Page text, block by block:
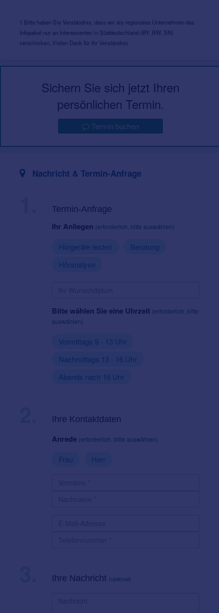
1 Bitte haben Sie Verständnis, dass wir als regionales Unternehmen das
Infopaket nur an Interessenten in Süddeutschland (BY, BW, SN)
verschicken. Vielen Dank für Ihr Verständnis.
Sichern Sie sich jetzt Ihren
persönlichen Termin.
Termin buchen
Nachricht & Termin-Anfrage
Termin-Anfrage
Ihr Anliegen (erforderlich, bitte auswählen)
Hörgeräte testen
Beratung
Höranalyse
Bitte wählen Sie eine Uhrzeit (erforderlich, bitte
auswählen)
Vormittags 9 - 13 Uhr
Nachmittags 13 - 16 Uhr
Abends nach 16 Uhr
Ihre Kontaktdaten
Anrede (erforderlich, bitte auswählen)
Frau Herr
Ihre Nachricht (optional)